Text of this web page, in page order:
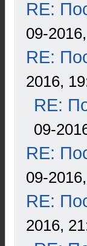
RE:
09-
RE:
2016,
RE:
09-
RE:
09-
RE:
2016,